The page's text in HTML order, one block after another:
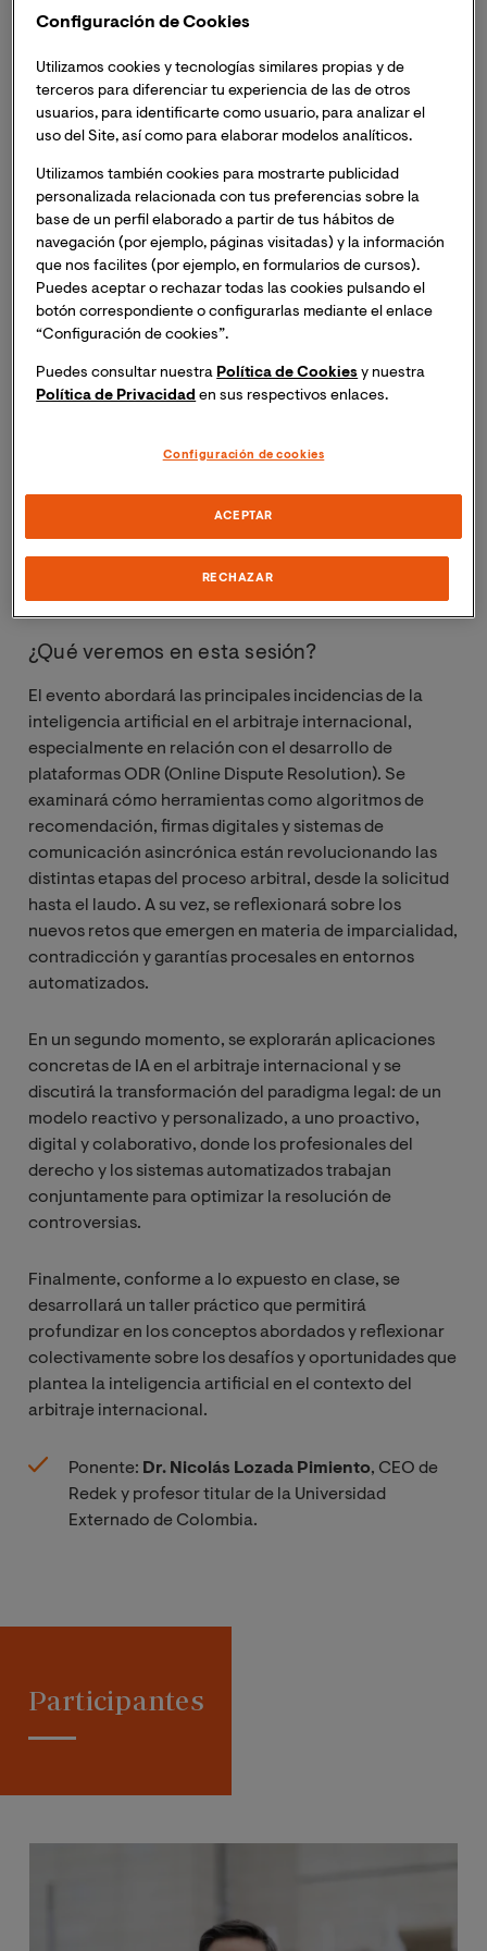
online: "La inteligencia artificial en el arbitraje
internacional"
Si deseas asistir, inscríbete y recibirás un enlace para
acceder a la sesión el mismo día del evento.
La inteligencia artificial (IA) es una realidad
transformadora en todos los sectores, y el derecho no
es la excepción. En los últimos años, la IA ha dejado de
ser un concepto futurista para convertirse en una
automatizar— tareas tradicionalmente jurídicas:
Esta sesión invita a explorar cómo estas tecnologías
están impactando el campo del arbitraje internacional,
y alcance global, se encuentra en una posición
privilegiada para liderar la innovación legal.
¿Qué veremos en esta sesión?
El evento abordará las principales incidencias de la
inteligencia artificial en el arbitraje internacional,
especialmente en relación con el desarrollo de
plataformas ODR (Online Dispute Resolution). Se
examinará cómo herramientas como algoritmos de
recomendación, firmas digitales y sistemas de
comunicación asincrónica están revolucionando las
distintas etapas del proceso arbitral, desde la solicitud
hasta el laudo. A su vez, se reflexionará sobre los
nuevos retos que emergen en materia de imparcialidad,
contradicción y garantías procesales en entornos
automatizados.
En un segundo momento, se explorarán aplicaciones
concretas de IA en el arbitraje internacional y se
discutirá la transformación del paradigma legal: de un
modelo reactivo y personalizado, a uno proactivo,
digital y colaborativo, donde los profesionales del
derecho y los sistemas automatizados trabajan
conjuntamente para optimizar la resolución de
controversias.
Finalmente, conforme a lo expuesto en clase, se
desarrollará un taller práctico que permitirá
profundizar en los conceptos abordados y reflexionar
colectivamente sobre los desafíos y oportunidades que
plantea la inteligencia artificial en el contexto del
arbitraje internacional.
Ponente: Dr. Nicolás Lozada Pimiento, CEO de
Redek y profesor titular de la Universidad
Externado de Colombia.
Participantes
Configuración de Cookies
Utilizamos cookies y tecnologías similares propias y de
terceros para diferenciar tu experiencia de las de otros
usuarios, para identificarte como usuario, para analizar el
uso del Site, así como para elaborar modelos analíticos.
Utilizamos también cookies para mostrarte publicidad
personalizada relacionada con tus preferencias sobre la
base de un perfil elaborado a partir de tus hábitos de
navegación (por ejemplo, páginas visitadas) y la información
que nos facilites (por ejemplo, en formularios de cursos).
Puedes aceptar o rechazar todas las cookies pulsando el
botón correspondiente o configurarlas mediante el enlace
“Configuración de cookies”.
Puedes consultar nuestra Política de Cookies y nuestra
Política de Privacidad en sus respectivos enlaces.
Configuración de cookies
RECHAZAR
ACEPTAR